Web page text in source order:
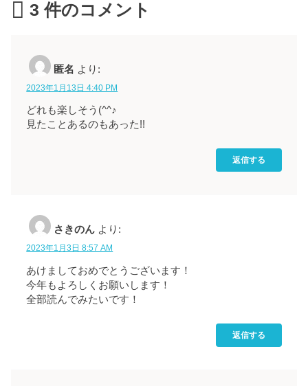
3 件のコメント
匿名 より:
2023年1月13日 4:40 PM
どれも楽しそう(^^♪
見たことあるのもあった!!
返信する
さきのん より:
2023年1月3日 8:57 AM
あけましておめでとうございます！
今年もよろしくお願いします！
全部読んでみたいです！
返信する